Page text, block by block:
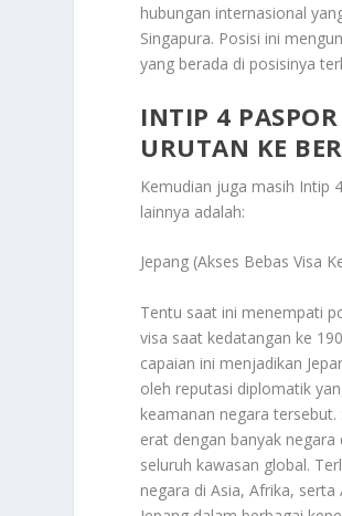
hubungan internasional
Singapura. Posisi ini
yang berada di posisinya
INTIP 4
URUTAN KE
Kemudian juga masih Intip
lainnya adalah:
Jepang (Akses Bebas Visa
Tentu saat ini menempati
visa saat kedatangan ke
capaian ini menjadikan
oleh reputasi diplomatik
keamanan negara
erat dengan banyak
seluruh kawasan global.
negara di Asia, Afrika,